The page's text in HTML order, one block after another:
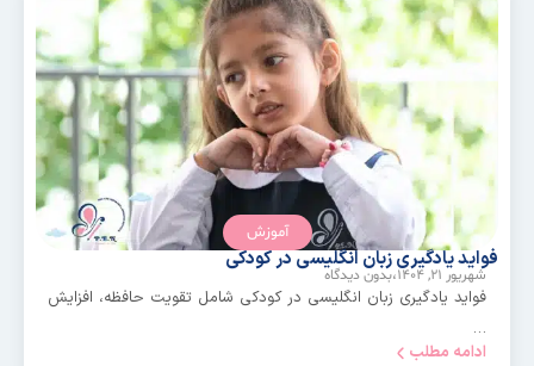
آموزش
فواید یادگیری زبان انگلیسی در کودکی
شهریور ۲۱, ۱۴۰۴، بدون دیدگاه
فواید یادگیری زبان انگلیسی در کودکی شامل تقویت حافظه، افزایش
…
ادامه مطلب